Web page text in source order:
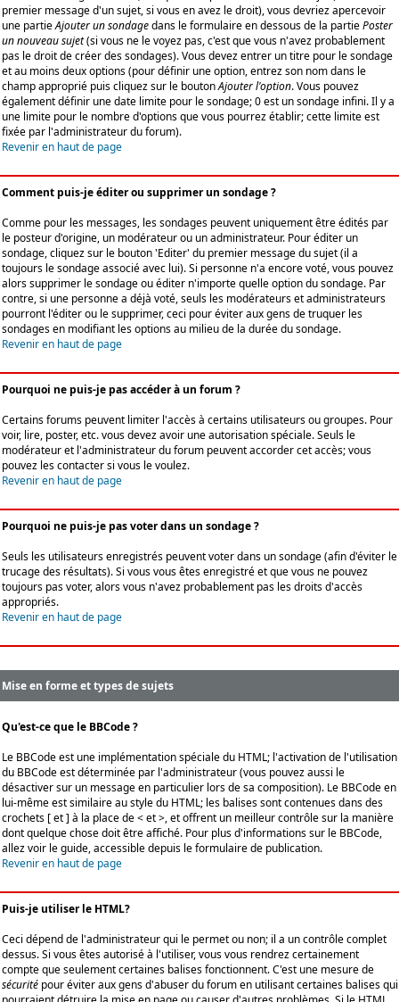
premier message d'un sujet, si vous en avez le droit), vous devriez apercevoir
une partieAjouter un sondagedans le formulaire en dessous de la partiePoster
un nouveau sujet(si vous ne le voyez pas, c'est que vous n'avez probablement
pas le droit de créer des sondages). Vous devez entrer un titre pour le sondage
et au moins deux options (pour définir une option, entrez son nom dans le
champ approprié puis cliquez sur le boutonAjouter l'option. Vous pouvez
également définir une date limite pour le sondage; 0 est un sondage infini. Il y a
une limite pour le nombre d'options que vous pourrez établir; cette limite est
fixée par l'administrateur du forum).
Revenir en haut de page
Comment puis-je éditer ou supprimer un sondage ?
Comme pour les messages, les sondages peuvent uniquement être édités par
le posteur d'origine, un modérateur ou un administrateur. Pour éditer un
sondage, cliquez sur le bouton 'Editer' du premier message du sujet (il a
toujours le sondage associé avec lui). Si personne n'a encore voté, vous pouvez
alors supprimer le sondage ou éditer n'importe quelle option du sondage. Par
contre, si une personne a déjà voté, seuls les modérateurs et administrateurs
pourront l'éditer ou le supprimer, ceci pour éviter aux gens de truquer les
sondages en modifiant les options au milieu de la durée du sondage.
Revenir en haut de page
Pourquoi ne puis-je pas accéder à un forum ?
Certains forums peuvent limiter l'accès à certains utilisateurs ou groupes. Pour
voir, lire, poster, etc. vous devez avoir une autorisation spéciale. Seuls le
modérateur et l'administrateur du forum peuvent accorder cet accès; vous
pouvez les contacter si vous le voulez.
Revenir en haut de page
Pourquoi ne puis-je pas voter dans un sondage ?
Seuls les utilisateurs enregistrés peuvent voter dans un sondage (afin d'éviter le
trucage des résultats). Si vous vous êtes enregistré et que vous ne pouvez
toujours pas voter, alors vous n'avez probablement pas les droits d'accès
appropriés.
Revenir en haut de page
Mise en forme et types de sujets
Qu'est-ce que le BBCode ?
Le BBCode est une implémentation spéciale du HTML; l'activation de l'utilisation
du BBCode est déterminée par l'administrateur (vous pouvez aussi le
désactiver sur un message en particulier lors de sa composition). Le BBCode en
lui-même est similaire au style du HTML; les balises sont contenues dans des
crochets [ et ] à la place de < et >, et offrent un meilleur contrôle sur la manière
dont quelque chose doit être affiché. Pour plus d'informations sur le BBCode,
allez voir le guide, accessible depuis le formulaire de publication.
Revenir en haut de page
Puis-je utiliser le HTML?
Ceci dépend de l'administrateur qui le permet ou non; il a un contrôle complet
dessus. Si vous êtes autorisé à l'utiliser, vous vous rendrez certainement
compte que seulement certaines balises fonctionnent. C'est une mesure de
sécurité pour éviter aux gens d'abuser du forum en utilisant certaines balises qui